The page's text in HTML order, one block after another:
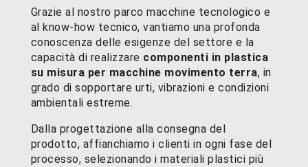
Grazie al nostro parco macchine tecnologico e
al know-how tecnico, vantiamo una profonda
conoscenza delle esigenze del settore e la
capacità di realizzare componenti in plastica
su misura per macchine movimento terra, in
grado di sopportare urti, vibrazioni e condizioni
ambientali estreme.
Dalla progettazione alla consegna del
prodotto, affianchiamo i clienti in ogni fase del
processo, selezionando i materiali plastici più